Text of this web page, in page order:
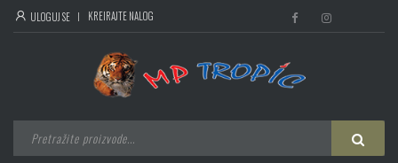
ULOGUJ SE KREIRAJTE NALOG